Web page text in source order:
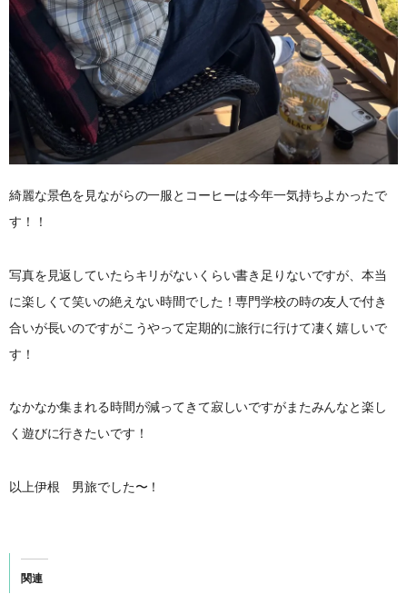
綺麗な景色を見ながらの一服とコーヒーは今年一気持ちよかったで
す！！
写真を見返していたらキリがないくらい書き足りないですが、本当
に楽しくて笑いの絶えない時間でした！専門学校の時の友人で付き
合いが長いのですがこうやって定期的に旅行に行けて凄く嬉しいで
す！
なかなか集まれる時間が減ってきて寂しいですがまたみんなと楽し
く遊びに行きたいです！
以上伊根 男旅でした〜！
関連